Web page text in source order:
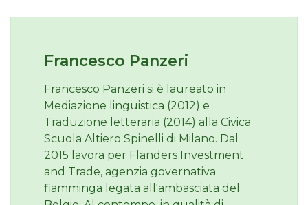
Francesco Panzeri
Francesco Panzeri si è laureato in
Mediazione linguistica (2012) e
Traduzione letteraria (2014) alla Civica
Scuola Altiero Spinelli di Milano. Dal
2015 lavora per Flanders Investment
and Trade, agenzia governativa
fiamminga legata all'ambasciata del